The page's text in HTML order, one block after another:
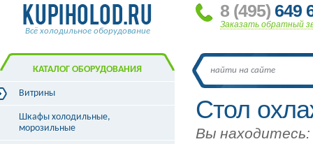
Всё холодильное оборудование
8 (495) 649
Заказать обратный
Стол
Вы находитесь:
КАТАЛОГ ОБОРУДОВАНИЯ
Витрины
Витрины холодильные
Витрины морозильные
Шкафы холодильные,
морозильные